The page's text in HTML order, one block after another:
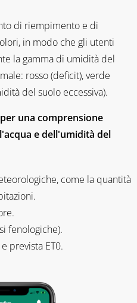
di riempimento e di
in modo che gli utenti
la gamma di umidità del
rosso (deficit), verde
del suolo eccessiva).
una comprensione
e dell'umidità del
come la quantità
fenologiche).
prevista ET0.